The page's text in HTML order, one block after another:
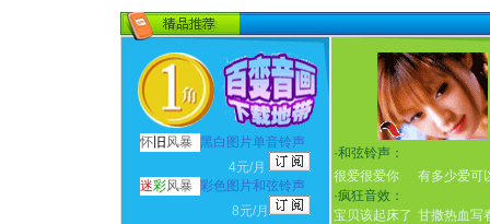
怀 旧 风暴
黑白图片单音铃声
4元/月
迷彩风暴 彩色图片和弦铃声
8元/月
·和弦铃声：
很爱很爱你
有多少爱可
·疯狂音效：
宝贝该起床了 甘撒热血写